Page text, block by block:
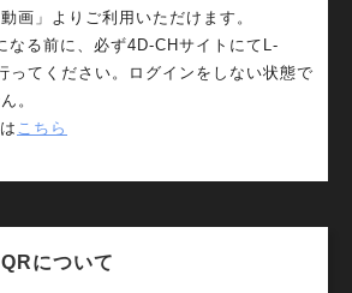
について
画」よりご利用いただけます。
なる前に、必ず4D-CHサイトにてL-
ってください。ログインをしない状態で
。
こちら